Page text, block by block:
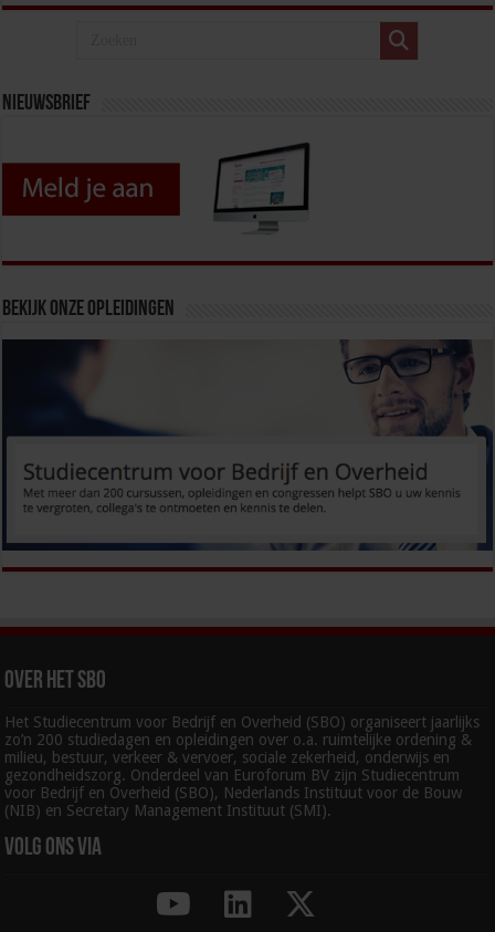
Nieuwsbrief
Bekijk onze opleidingen
Over het SBO
Het Studiecentrum voor Bedrijf en Overheid (SBO) organiseert jaarlijks
zo’n 200 studiedagen en opleidingen over o.a. ruimtelijke ordening &
milieu, bestuur, verkeer & vervoer, sociale zekerheid, onderwijs en
gezondheidszorg. Onderdeel van Euroforum BV zijn Studiecentrum
voor Bedrijf en Overheid (SBO), Nederlands Instituut voor de Bouw
(NIB) en Secretary Management Instituut (SMI).
Volg ons via